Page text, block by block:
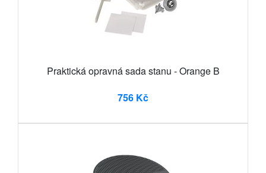
Praktická opravná sada stanu - Orange B
756 Kč